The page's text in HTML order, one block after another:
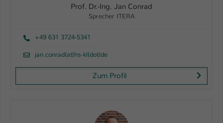
Prof. Dr.-Ing. Jan Conrad
Sprecher ITERA
+49 631 3724-5341
jan.conrad(at)hs-kl(dot)de
Zum Profil